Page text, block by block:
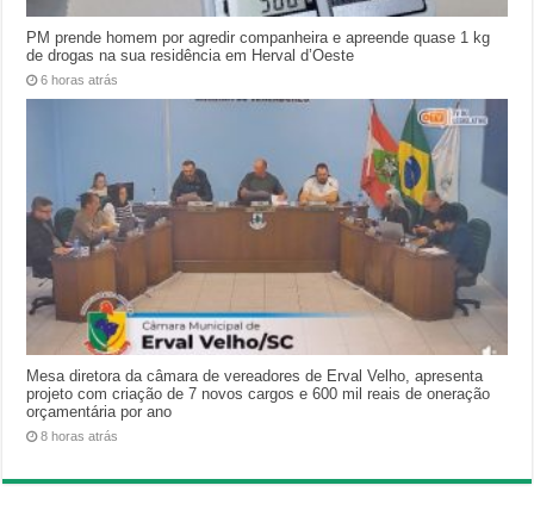
PM prende homem por agredir companheira e apreende quase 1 kg
de drogas na sua residência em Herval d’Oeste
6 horas atrás
Mesa diretora da câmara de vereadores de Erval Velho, apresenta
projeto com criação de 7 novos cargos e 600 mil reais de oneração
orçamentária por ano
8 horas atrás